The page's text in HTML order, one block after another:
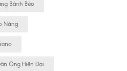
Bánh Bèo
Nàng
Ông Hiện Đại